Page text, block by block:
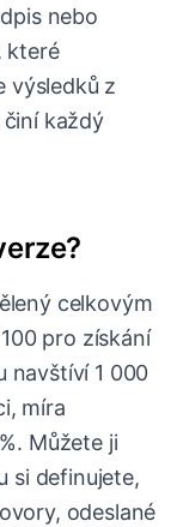
nebo
které
výsledků z
každý
celkovým
pro získání
navštíví 1 000
míra
Můžete ji
si definujete,
odeslané